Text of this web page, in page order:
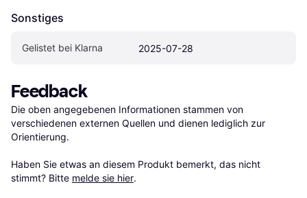
Sonstiges
Gelistet bei Klarna 2025-07-28
Feedback
Die oben angegebenen Informationen stammen von
verschiedenen externen Quellen und dienen lediglich zur
Orientierung.
Haben Sie etwas an diesem Produkt bemerkt, das nicht
stimmt? Bitte melde sie hier.